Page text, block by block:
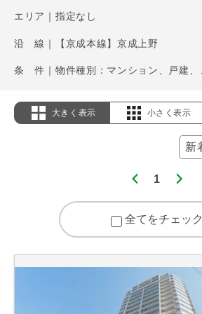
エリア｜指定なし
沿 線｜【京成本線】京成上野
大きく表示 小さく表示
1
全てをチェック